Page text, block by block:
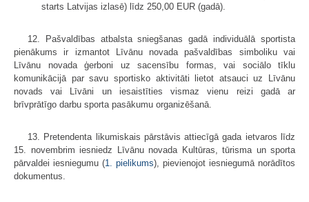
starts Latvijas izlasē) līdz 250,00 EUR (gadā).
12. Pašvaldības atbalsta sniegšanas gadā individuālā sportista
pienākums ir izmantot Līvānu novada pašvaldības simboliku vai
Līvānu novada ģerboni uz sacensību formas, vai sociālo tīklu
komunikācijā par savu sportisko aktivitāti lietot atsauci uz Līvānu
novads vai Līvāni un iesaistīties vismaz vienu reizi gadā ar
brīvprātīgo darbu sporta pasākumu organizēšanā.
13. Pretendenta likumiskais pārstāvis attiecīgā gada ietvaros līdz
15. novembrim iesniedz Līvānu novada Kultūras, tūrisma un sporta
pārvaldei iesniegumu (1. pielikums), pievienojot iesniegumā norādītos
dokumentus.